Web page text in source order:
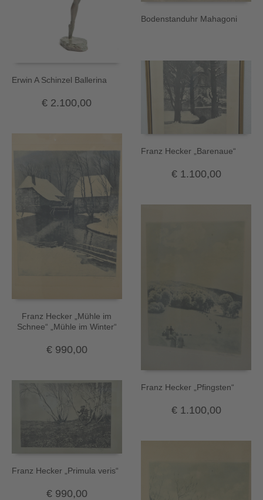
Bodenstanduhr Mahagoni
Erwin A Schinzel Ballerina
€ 2.100,00
Franz Hecker „Barenaue“
€1.100,00
Franz Hecker „Mühle im
Schnee“ „Mühle im Winter“
€990,00
Franz Hecker „Pfingsten“
€1.100,00
Franz Hecker „Primula veris“
€990,00